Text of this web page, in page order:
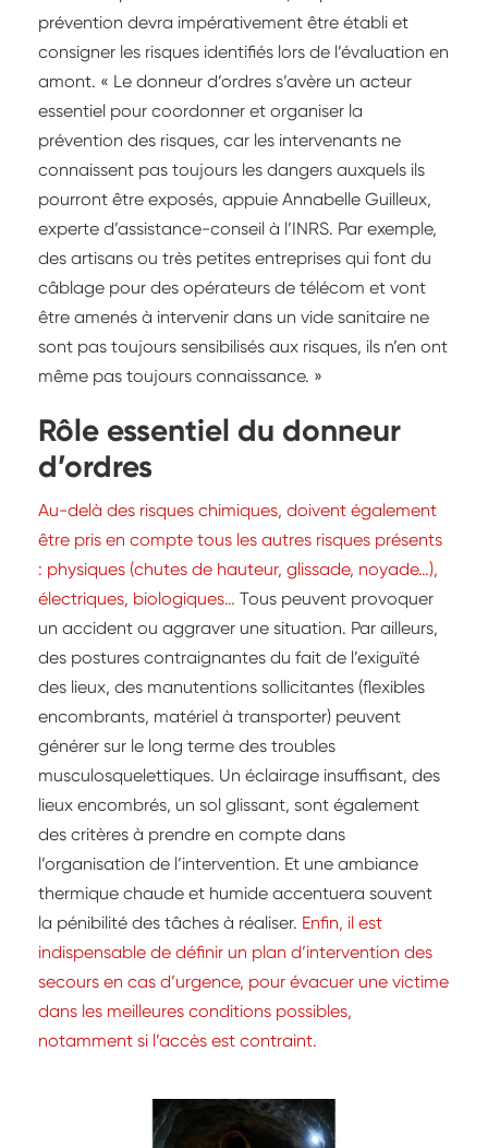
prévention devra impérativement être établi et
consigner les risques identifiés lors de l’évaluation en
amont. « Le donneur d’ordres s’avère un acteur
essentiel pour coordonner et organiser la
prévention des risques, car les intervenants ne
connaissent pas toujours les dangers auxquels ils
pourront être exposés, appuie Annabelle Guilleux,
experte d’assistance-conseil à l’INRS. Par exemple,
des artisans ou très petites entreprises qui font du
câblage pour des opérateurs de télécom et vont
être amenés à intervenir dans un vide sanitaire ne
sont pas toujours sensibilisés aux risques, ils n’en ont
même pas toujours connaissance. »
Rôle essentiel du donneur
d’ordres
Au-delà des risques chimiques, doivent également
être pris en compte tous les autres risques présents
: physiques (chutes de hauteur, glissade, noyade…),
électriques, biologiques… Tous peuvent provoquer
un accident ou aggraver une situation. Par ailleurs,
des postures contraignantes du fait de l’exiguïté
des lieux, des manutentions sollicitantes (flexibles
encombrants, matériel à transporter) peuvent
générer sur le long terme des troubles
musculosquelettiques. Un éclairage insuffisant, des
lieux encombrés, un sol glissant, sont également
des critères à prendre en compte dans
l’organisation de l’intervention. Et une ambiance
thermique chaude et humide accentuera souvent
la pénibilité des tâches à réaliser. Enfin, il est
indispensable de définir un plan d’intervention des
secours en cas d’urgence, pour évacuer une victime
dans les meilleures conditions possibles,
notamment si l’accès est contraint.